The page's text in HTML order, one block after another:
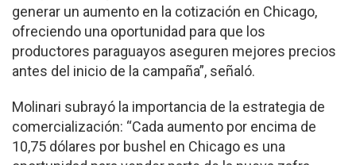
generar un aumento en la cotización en Chicago,
ofreciendo una oportunidad para que los
productores paraguayos aseguren mejores precios
antes del inicio de la campaña”, señaló.
Molinari subrayó la importancia de la estrategia de
comercialización: “Cada aumento por encima de
10,75 dólares por bushel en Chicago es una